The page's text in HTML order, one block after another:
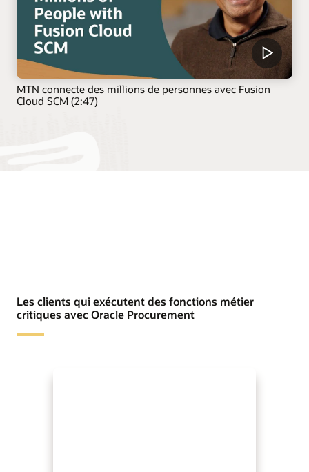
MTN connecte des millions de personnes avec Fusion
Cloud SCM (2:47)
Les clients qui exécutent des fonctions métier
critiques avec Oracle Procurement